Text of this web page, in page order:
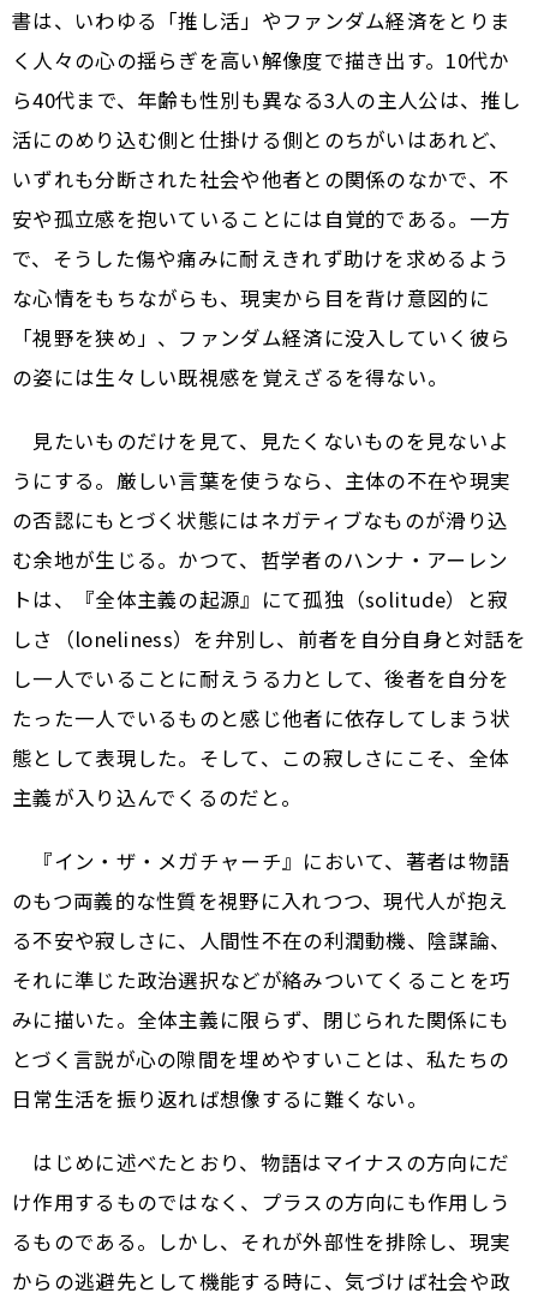
書は、いわゆる「推し活」やファンダム経済をとりま
く人々の心の揺らぎを高い解像度で描き出す。10代か
ら40代まで、年齢も性別も異なる3人の主人公は、推し
活にのめり込む側と仕掛ける側とのちがいはあれど、
いずれも分断された社会や他者との関係のなかで、不
安や孤立感を抱いていることには自覚的である。一方
で、そうした傷や痛みに耐えきれず助けを求めるよう
な心情をもちながらも、現実から目を背け意図的に
「視野を狭め」、ファンダム経済に没入していく彼ら
の姿には生々しい既視感を覚えざるを得ない。
見たいものだけを見て、見たくないものを見ないよ
うにする。厳しい言葉を使うなら、主体の不在や現実
の否認にもとづく状態にはネガティブなものが滑り込
む余地が生じる。かつて、哲学者のハンナ・アーレン
トは、『全体主義の起源』にて孤独（solitude）と寂
しさ（loneliness）を弁別し、前者を自分自身と対話を
し一人でいることに耐えうる力として、後者を自分を
たった一人でいるものと感じ他者に依存してしまう状
態として表現した。そして、この寂しさにこそ、全体
主義が入り込んでくるのだと。
『イン・ザ・メガチャーチ』において、著者は物語
のもつ両義的な性質を視野に入れつつ、現代人が抱え
る不安や寂しさに、人間性不在の利潤動機、陰謀論、
それに準じた政治選択などが絡みついてくることを巧
みに描いた。全体主義に限らず、閉じられた関係にも
とづく言説が心の隙間を埋めやすいことは、私たちの
日常生活を振り返れば想像するに難くない。
はじめに述べたとおり、物語はマイナスの方向にだ
け作用するものではなく、プラスの方向にも作用しう
るものである。しかし、それが外部性を排除し、現実
からの逃避先として機能する時に、気づけば社会や政